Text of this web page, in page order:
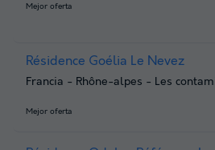
Mejor oferta
Résidence Goélia Le Nevez
Francia - Rhône-alpes - Les
Mejor oferta